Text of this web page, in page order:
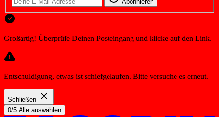
Abonnieren
Großartig! Überprüfe Deinen Posteingang und klicke auf den Link.
Entschuldigung, etwas ist schiefgelaufen. Bitte versuche es erneut.
Schließen
0/5 Alle auswählen